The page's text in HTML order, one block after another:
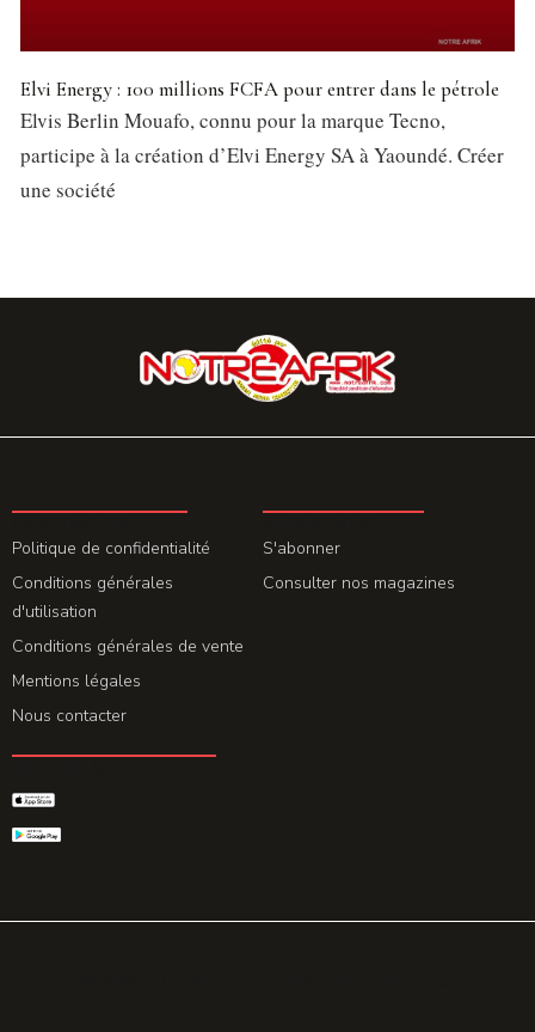
Elvi Energy : 100 millions FCFA pour entrer dans le pétrole
Elvis Berlin Mouafo, connu pour la marque Tecno,
participe à la création d’Elvi Energy SA à Yaoundé. Créer
une société
Politique de confidentialité
Conditions générales
d'utilisation
Conditions générales de vente
Mentions légales
Nous contacter
S'abonner
Consulter nos magazines